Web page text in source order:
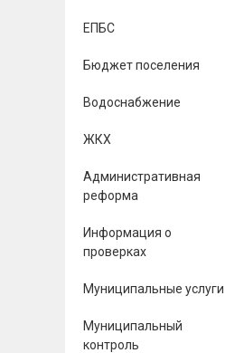
ЕПБС
Бюджет поселения
Водоснабжение
ЖКХ
Административная
реформа
Информация о
проверках
Муниципальные услуги
Муниципальный
контроль